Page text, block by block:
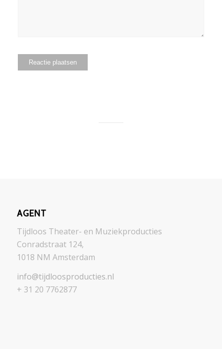
AGENT
Tijdloos Theater- en Muziekproducties
Conradstraat 124,
1018 NM Amsterdam
info@tijdloosproducties.nl
+ 31 20 7762877